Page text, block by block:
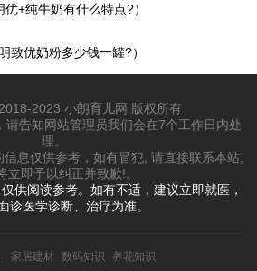
+纯牛奶有什么特点?）
致优奶粉多少钱一罐?）
2023 小朗育儿网 版权所有
告知网站管理员我们会在7个工作日内处
理。
息仅供参考，如有冒犯, 请直接联系本站,
立即予以纠正并致歉!。
供阅读参考。如有不适，建议立即就医，
诊医学诊断、治疗为准。
家居建材 数码知识
养花知识